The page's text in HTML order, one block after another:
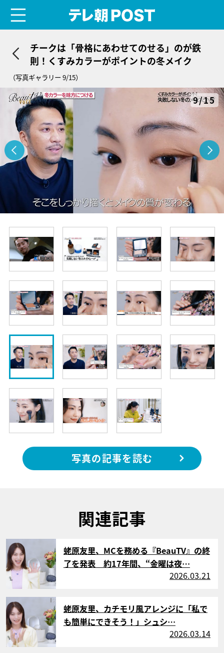
チークは「骨格にあわせてのせる」のが鉄
則！くすみカラーがポイントの冬メイク
（写真ギャラリー 9/15）
9/15
写真の記事を読む
関連記事
サムネイル
蛯原友里、MCを務める『BeauTV』の終
了を発表 約17年間、“金曜は夜…
2026.03.21
サムネイル
蛯原友里、カチモリ風アレンジに「私で
も簡単にできそう！」シュシ…
2026.03.14